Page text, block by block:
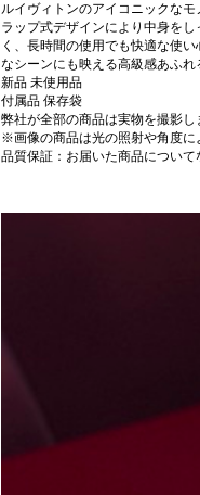
ルイヴィトンのアイコニックな
ラップ式デザインにより中身を
く、長時間の使用でも快適な使
なシーンにも映える高級感あふれ
新品 未使用品
付属品 保存袋
弊社が全部の商品は実物を撮影し
※画像の商品は光の照射や角度に
品質保証：お届いた商品について